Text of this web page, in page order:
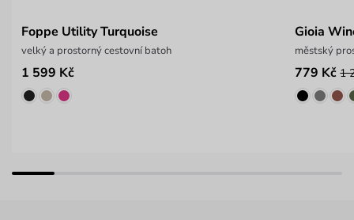
Foppe Utility Turquoise
velký a prostorný cestovní batoh
1 599 Kč
Gioia
městský
779 Kč 1